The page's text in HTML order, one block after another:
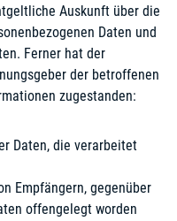
Auskunft über die
Daten und
Ferner hat der
der betroffenen
zugestanden:
Daten, die verarbeitet
Empfängern, gegenüber
offengelegt worden